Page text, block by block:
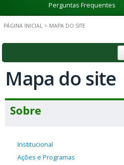
Perguntas Frequentes
PÁGINA INICIAL > MAPA DO SITE
Mapa do site
Sobre
Institucional
Ações e Programas